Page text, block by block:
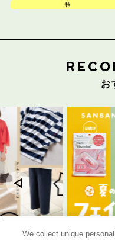
秋
お
｜汗・ムレ・ベ
日焼け・毛穴
We collect unique